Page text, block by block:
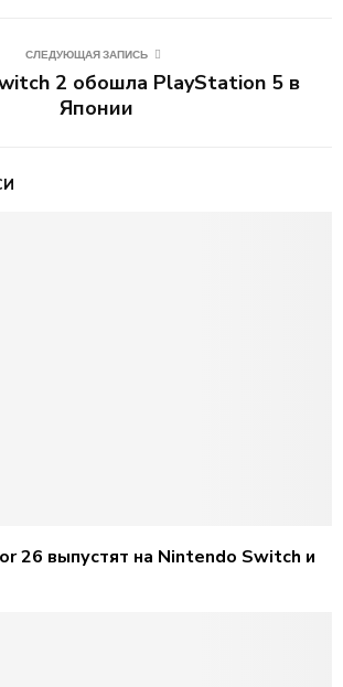
СЛЕДУЮЩАЯ ЗАПИСЬ
2 обошла PlayStation 5 в
Японии
26 выпустят на Nintendo Switch и